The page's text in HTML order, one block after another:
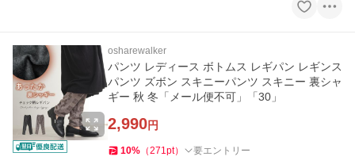
osharewalker
パンツ レディース ボトムス レギパン レギンス
パンツ ズボン スキニーパンツ スキニー 裏シャ
ギー 秋 冬「メール便不可」「30」
2,990円
10% （271pt） 要エントリー